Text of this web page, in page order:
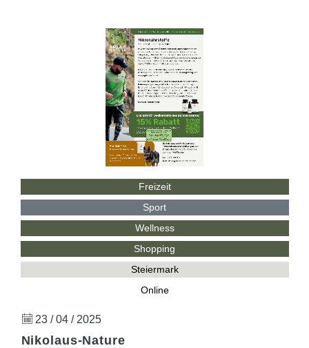
Freizeit
Sport
Wellness
Shopping
Steiermark
Online
23 / 04 / 2025
Nikolaus-Nature